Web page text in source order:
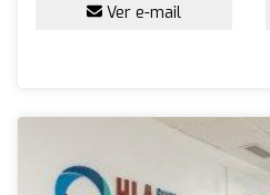
Ver e-mail